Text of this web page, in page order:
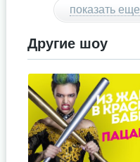
показать еще
Другие шоу